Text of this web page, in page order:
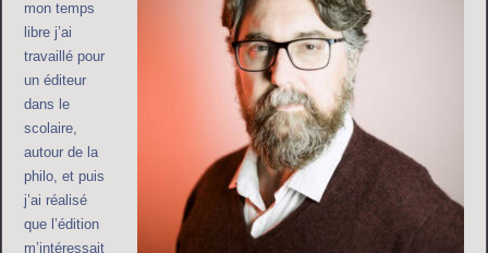
mon temps
libre j’ai
travaillé pour
un éditeur
dans le
scolaire,
autour de la
philo, et puis
j’ai réalisé
que l’édition
m’intéressait